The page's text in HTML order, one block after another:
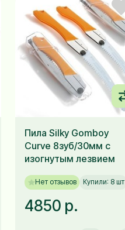
Пила Silky Gomboy
Curve 8зуб/30мм с
изогнутым лезвием
Нет отзывов Купили: 8 шт
4850 р.